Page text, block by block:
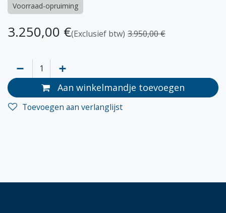
Voorraad-opruiming
3.250,00 €(Exclusief btw) 3.950,00€
Aan winkelmandje toevoegen
Toevoegen aan verlanglijst